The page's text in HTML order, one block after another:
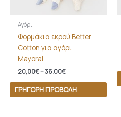
Αγόρι
Φορμάκια εκρού Better
Cotton για αγόρι
Mayoral
20,00€–36,00€
ΓΡΉΓΟΡΗ ΠΡΟΒΟΛΉ